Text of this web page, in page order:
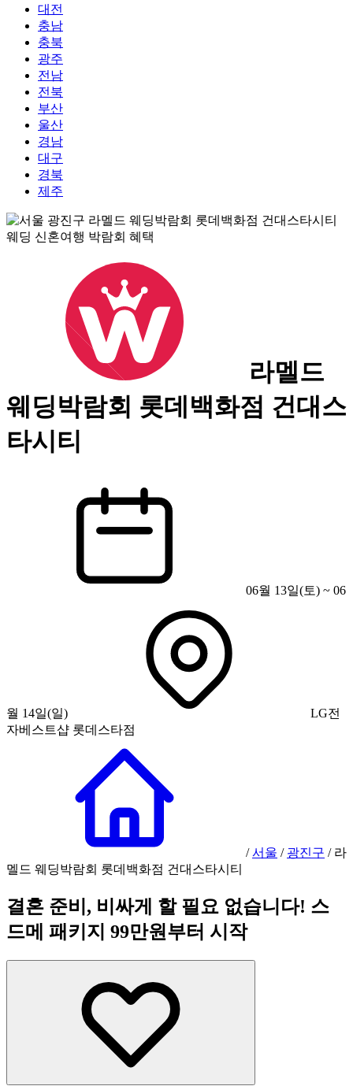
대전
충남
충북
광주
전남
전북
부산
울산
경남
대구
경북
제주
라멜드
웨딩박람회 롯데백화점 건대스
타시티
06월 13일(토) ~ 06
월 14일(일)
LG전
자베스트샵 롯데스타점
/ 서울 / 광진구 / 라
멜드 웨딩박람회 롯데백화점 건대스타시티
결혼 준비, 비싸게 할 필요 없습니다! 스
드메 패키지 99만원부터 시작